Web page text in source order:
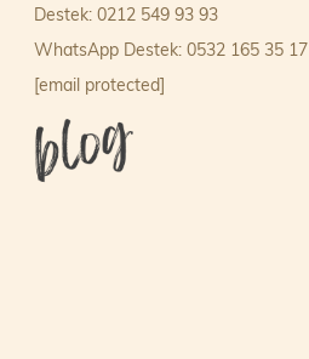
Destek: 0212 549 93 93
WhatsApp Destek: 0532 165 35 17
[email protected]